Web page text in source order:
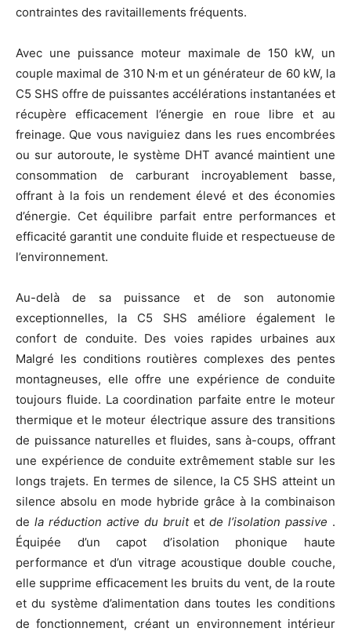
contraintes des ravitaillements fréquents.
Avec une puissance moteur maximale de 150 kW, un
couple maximal de 310 N·m et un générateur de 60 kW, la
C5 SHS offre de puissantes accélérations instantanées et
récupère efficacement l’énergie en roue libre et au
freinage. Que vous naviguiez dans les rues encombrées
ou sur autoroute, le système DHT avancé maintient une
consommation de carburant incroyablement basse,
offrant à la fois un rendement élevé et des économies
d’énergie. Cet équilibre parfait entre performances et
efficacité garantit une conduite fluide et respectueuse de
l’environnement.
Au-delà de sa puissance et de son autonomie
exceptionnelles, la C5 SHS améliore également le
confort de conduite. Des voies rapides urbaines aux
Malgré les conditions routières complexes des pentes
montagneuses, elle offre une expérience de conduite
toujours fluide. La coordination parfaite entre le moteur
thermique et le moteur électrique assure des transitions
de puissance naturelles et fluides, sans à-coups, offrant
une expérience de conduite extrêmement stable sur les
longs trajets. En termes de silence, la C5 SHS atteint un
silence absolu en mode hybride grâce à la combinaison
de la réduction active du bruit et de l’isolation passive .
Équipée d’un capot d’isolation phonique haute
performance et d’un vitrage acoustique double couche,
elle supprime efficacement les bruits du vent, de la route
et du système d’alimentation dans toutes les conditions
de fonctionnement, créant un environnement intérieur